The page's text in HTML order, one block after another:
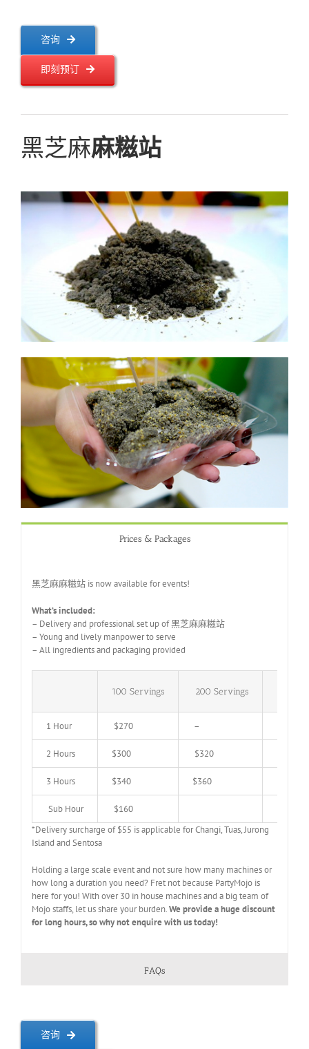
咨询
即刻预订
黑芝麻麻糍站
Prices & Packages
黑芝麻麻糍站 is now available for events!
What’s included:
– Delivery and professional set up of 黑芝麻麻糍站
– Young and lively manpower to serve
– All ingredients and packaging provided
100 Servings 200 Servings
1 Hour $270 –
2 Hours $300 $320
3 Hours $340 $360
Sub Hour
$160
*Delivery surcharge of $55 is applicable for Changi, Tuas, Jurong
Island and Sentosa
Holding a large scale event and not sure how many machines or
how long a duration you need? Fret not because PartyMojo is
here for you! With over 30 in house machines and a big team of
Mojo staffs, let us share your burden.We provide a huge discount
for long hours, so why not enquire with us today!
FAQs
咨询